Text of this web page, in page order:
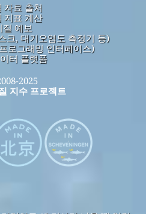
자료 출처
지표 계산
질 예보
크, 대기오염도 측정기 등)
로그래밍 인터페이스)
터 플랫폼
2025
지수 프로젝트